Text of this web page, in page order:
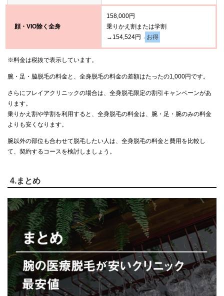
顔・VIO除く全身
158,000円
乗りかえ割または学割
→154,524円
お得
※料金は税抜で表示しています。
腕・足・脇脱毛の料金と、全身脱毛の料金の差額はたったの1,000円です。
さらにフレイアクリニックの場合は、全身脱毛限定の割引キャンペーンがあ
ります。
乗りかえ割や学割を利用すると、全身脱毛の料金は、腕・足・腕のみの料金
よりも安くなります。
腕以外の部位も合わせて脱毛したい人は、全身脱毛の料金と費用を比較し
て、契約するコースを検討しましょう。
4.まとめ